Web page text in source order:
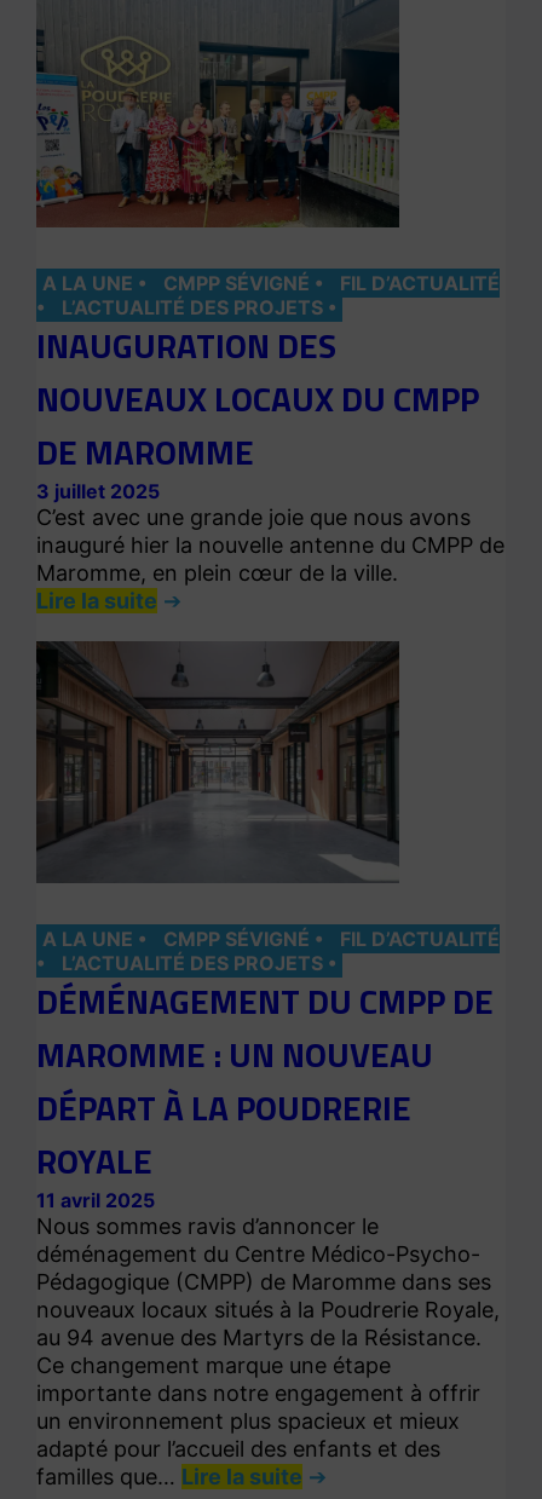
A LA UNE CMPP SÉVIGNÉ
FIL D’ACTUALITÉ
L’ACTUALITÉ DES PROJETS
INAUGURATION DES
NOUVEAUX LOCAUX DU CMPP
DE MAROMME
3 juillet 2025
C’est avec une grande joie que nous avons
inauguré hier la nouvelle antenne du CMPP de
Maromme, en plein cœur de la ville.
Lire la suite
A LA UNE CMPP SÉVIGNÉ
FIL D’ACTUALITÉ
L’ACTUALITÉ DES PROJETS
DÉMÉNAGEMENT DU CMPP DE
MAROMME : UN NOUVEAU
DÉPART À LA POUDRERIE
ROYALE
11 avril 2025
Nous sommes ravis d’annoncer le
déménagement du Centre Médico-Psycho-
Pédagogique (CMPP) de Maromme dans ses
nouveaux locaux situés à la Poudrerie Royale,
au 94 avenue des Martyrs de la Résistance.
Ce changement marque une étape
importante dans notre engagement à offrir
un environnement plus spacieux et mieux
adapté pour l’accueil des enfants et des
familles que… Lire la suite